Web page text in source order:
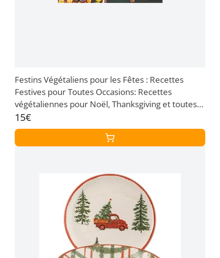
Festins Végétaliens pour les Fêtes : Recettes
Festives pour Toutes Occasions: Recettes
végétaliennes pour Noël, Thanksgiving et toutes
les célébrations-Sans gluten, sans noix et sans
soja inclus
15€